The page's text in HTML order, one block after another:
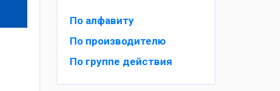
По алфавиту
По производителю
По группе действия